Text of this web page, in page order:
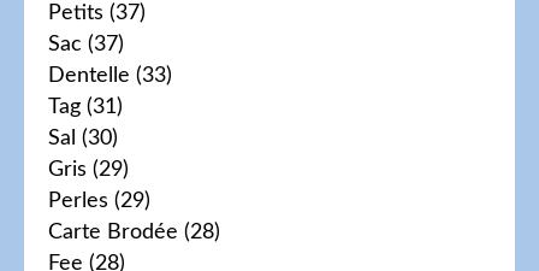
Petits (37)
Sac (37)
Dentelle (33)
Tag (31)
Sal (30)
Gris (29)
Perles (29)
Carte Brodée (28)
Fee (28)